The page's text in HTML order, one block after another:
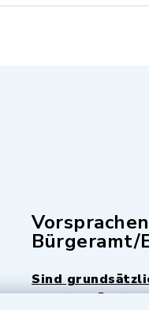
Bürgeramt/
Sind
Termin möglich.